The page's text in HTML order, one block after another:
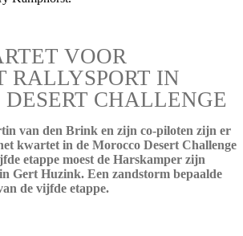
VOOR
RALLYSPORT IN
DESERT CHALLENGE
van den Brink en zijn co-piloten zijn er
kwartet in de Morocco Desert Challenge
etappe moest de Harskamper zijn
Gert Huzink. Een zandstorm bepaalde
de vijfde etappe.